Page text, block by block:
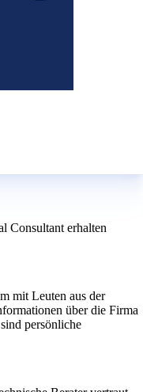
Consultant erhalten
mit Leuten aus der
über die Firma
persönliche